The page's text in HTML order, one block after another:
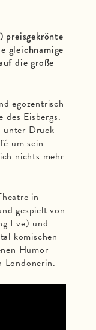
preisgekrönte
gleichnamige
die große
egozentrisch
des Eisbergs.
unter Druck
um sein
nichts mehr
in
gespielt von
Eve) und
komischen
Humor
Londonerin.